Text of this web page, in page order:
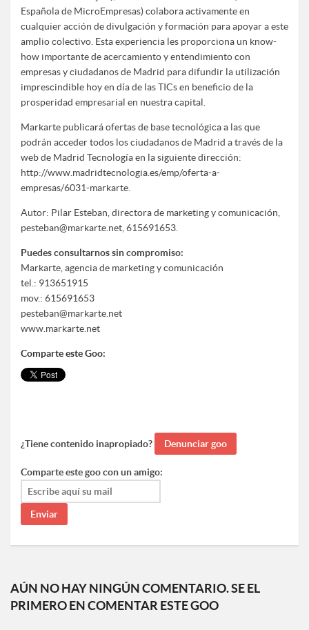
Española de MicroEmpresas) colabora activamente en
cualquier acción de divulgación y formación para apoyar a este
amplio colectivo. Esta experiencia les proporciona un know-
how importante de acercamiento y entendimiento con
empresas y ciudadanos de Madrid para difundir la utilización
imprescindible hoy en día de las TICs en beneficio de la
prosperidad empresarial en nuestra capital.
Markarte publicará ofertas de base tecnológica a las que
podrán acceder todos los ciudadanos de Madrid a través de la
web de Madrid Tecnología en la siguiente dirección:
http://www.madridtecnologia.es/emp/oferta-a-
empresas/6031-markarte.
Autor: Pilar Esteban, directora de marketing y comunicación,
pesteban@markarte.net , 615691653.
Puedes consultarnos sin compromiso:
Markarte, agencia de marketing y comunicación
tel.: 913651915
mov.: 615691653
pesteban@markarte.net
www.markarte.net
Comparte este Goo:
¿Tiene contenido inapropiado?
Comparte este goo con un amigo:
AÚN NO HAY NINGÚN COMENTARIO. SE EL
PRIMERO EN COMENTAR ESTE GOO